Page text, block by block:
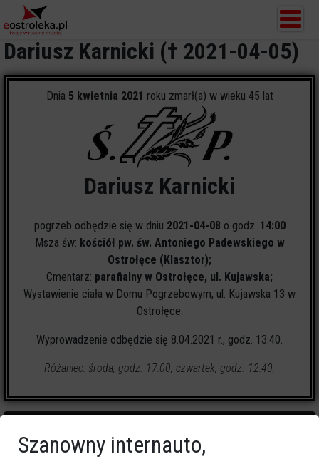
Dariusz Karnicki († 2021-04-05)
Dnia 5 kwietnia 2021 roku zmarł(a) w wieku 45 lat
Dariusz Karnicki
pogrzeb odbędzie się w dniu 2021-04-08 o godz. 14:00
Msza św: kościół pw. św. Antoniego Padewskiego w
Ostrołęce (Klasztor);
Cmentarz: parafialny w Ostrołęce, ul. Kujawska;
Wystawienie ciała w Domu Pogrzebowym, ul. Kujawska 13 w
Ostrołęce.
Wyprowadzenie odbędzie się 8.04.2021 r., godz. 13:40.
Różaniec: środa, godz. 17:00; czwartek, godz. 12:40;
Szanowny internauto,